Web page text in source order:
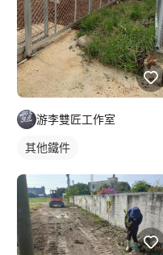
游李雙匠工作室
其他鐵件